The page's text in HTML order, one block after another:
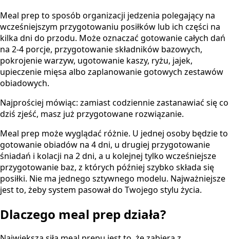
Meal prep to sposób organizacji jedzenia polegający na
wcześniejszym przygotowaniu posiłków lub ich części na
kilka dni do przodu. Może oznaczać gotowanie całych dań
na 2-4 porcje, przygotowanie składników bazowych,
pokrojenie warzyw, ugotowanie kaszy, ryżu, jajek,
upieczenie mięsa albo zaplanowanie gotowych zestawów
obiadowych.
Najprościej mówiąc: zamiast codziennie zastanawiać się co
dziś zjeść, masz już przygotowane rozwiązanie.
Meal prep może wyglądać różnie. U jednej osoby będzie to
gotowanie obiadów na 4 dni, u drugiej przygotowanie
śniadań i kolacji na 2 dni, a u kolejnej tylko wcześniejsze
przygotowanie baz, z których później szybko składa się
posiłki. Nie ma jednego sztywnego modelu. Najważniejsze
jest to, żeby system pasował do Twojego stylu życia.
Dlaczego meal prep działa?